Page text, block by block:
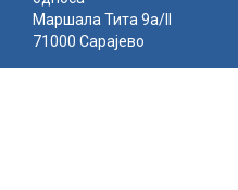
Маршала Тита 9а/II
71000 Сарајево